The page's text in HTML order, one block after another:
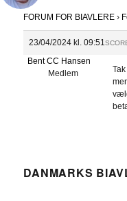
FORUM FOR BIAVLERE ›
23/04/2024 kl. 09:51
Bent CC Hansen
Medlem
DANMARKS